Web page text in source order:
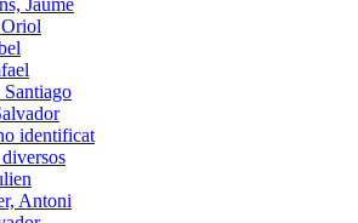
Santiago
identificat
Antoni